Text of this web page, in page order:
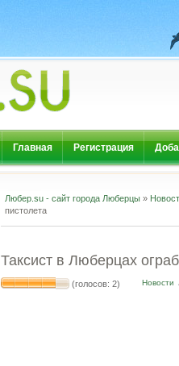
Главная Регистрация
Любер.su - сайт города Люберцы »
пистолета
Таксист в Люберцах
(голосов: 2) Новости